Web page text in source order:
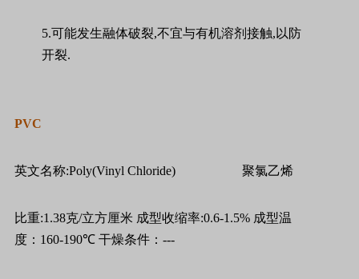
5.可能发生融体破裂,不宜与有机溶剂接触, 以防
开裂.
PVC
英文名称:Poly(Vinyl Chloride) 聚氯乙烯
比重:1.38克/立方厘米 成型收缩率:0.6-1.5% 成型温
度： 160-190℃ 干燥条件： ---